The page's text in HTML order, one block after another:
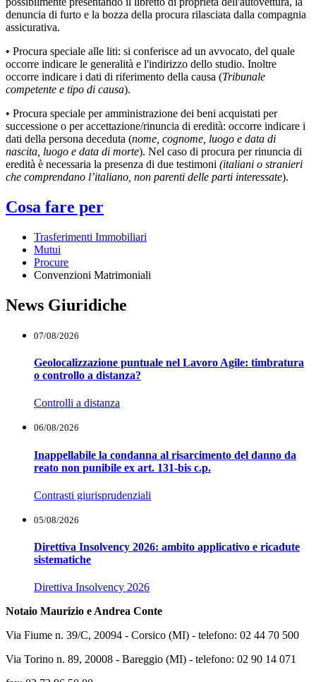
denuncia di furto e la bozza della procura rilasciata dalla compagnia
assicurativa.
• Procura speciale alle liti: si conferisce ad un avvocato, del quale
occorre indicare le generalità e l'indirizzo dello studio. Inoltre
occorre indicare i dati di riferimento della causa (Tribunale
competente e tipo di causa).
• Procura speciale per amministrazione dei beni acquistati per
successione o per accettazione/rinuncia di eredità: occorre indicare i
dati della persona deceduta (nome, cognome, luogo e data di
nascita, luogo e data di morte). Nel caso di procura per rinuncia di
eredità è necessaria la presenza di due testimoni (italiani o stranieri
che comprendano l’italiano, non parenti delle parti interessate).
Cosa fare per
Trasferimenti Immobiliari
Mutui
Procure
Convenzioni Matrimoniali
News Giuridiche
07/08/2026
Geolocalizzazione puntuale nel Lavoro Agile: timbratura
o controllo a distanza?
Controlli a distanza
06/08/2026
Inappellabile la condanna al risarcimento del danno da
reato non punibile ex art. 131-bis c.p.
Contrasti giurisprudenziali
05/08/2026
Direttiva Insolvency 2026: ambito applicativo e ricadute
sistematiche
Direttiva Insolvency 2026
Notaio Maurizio e Andrea Conte
Via Fiume n. 39/C, 20094 - Corsico (MI) - telefono: 02 44 70 500
Via Torino n. 89, 20008 - Bareggio (MI) - telefono: 02 90 14 071